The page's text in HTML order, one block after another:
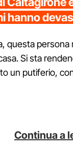
hanno
questa
Si sta
un putiferio,
Continua a